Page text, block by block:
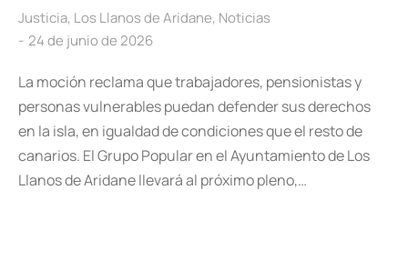
Justicia, Los Llanos de Aridane, Noticias
24 de junio de 2026
La moción reclama que trabajadores, pensionistas y
personas vulnerables puedan defender sus derechos
en la isla, en igualdad de condiciones que el resto de
canarios. El Grupo Popular en el Ayuntamiento de Los
Llanos de Aridane llevará al próximo pleno,…